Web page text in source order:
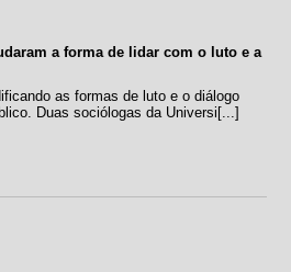
a forma de lidar com o luto e a
as formas de luto e o diálogo
Duas sociólogas da Universi[...]